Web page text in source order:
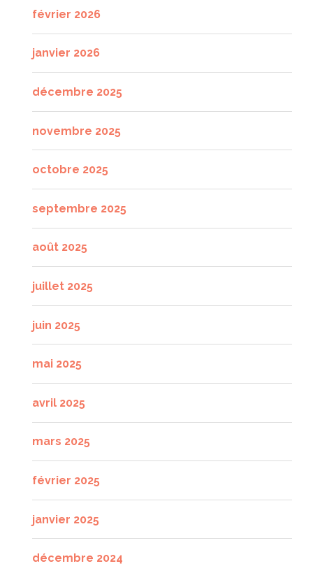
février 2026
janvier 2026
décembre 2025
novembre 2025
octobre 2025
septembre 2025
août 2025
juillet 2025
juin 2025
mai 2025
avril 2025
mars 2025
février 2025
janvier 2025
décembre 2024